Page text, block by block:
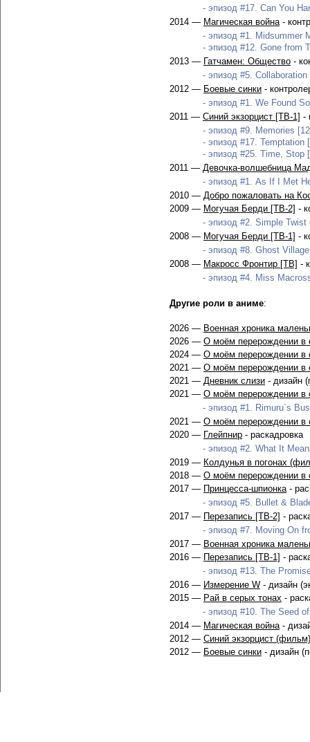
- эпизод #17. Can You
2014 — Магическая война-
- эпизод #1. Midsummer
- эпизод #12. Gone from
2013 — Гатчамен: Общество -
- эпизод #5.
2012 — Боевые синки -
- эпизод #1. We Found
2011 — Синий экзорцист [ТВ-1] -
- эпизод #9. Memories
- эпизод #17. Temptation
- эпизод #25. Time, Stop
2011 — Девочка-волшебница
- эпизод #1. As If I Met
2010 — Добро пожаловать на
2009 — Могучая Берди [ТВ-2] -
- эпизод #2. Simple
2008 — Могучая Берди [ТВ-1] -
- эпизод #8. Ghost
2008 — Макросс Фронтир [ТВ] -
- эпизод #4. Miss
Другие роли в аниме:
2026 — Военная хроника
2026 — О моём перерождении в
2024 — О моём перерождении в
2021 — О моём перерождении в
2021 — Дневник слизи - дизайн
2021 — О моём перерождении в
- эпизод #1. Rimuru`s
2021 — О моём перерождении в
2020 — Глейпнир - раскадровка
- эпизод #2. What It
2019 — Колдунья в погонах
2018 — О моём перерождении в
2017 — Принцесса-шпионка-
- эпизод #5. Bullet &
2017 — Перезапись [ТВ-2] -
- эпизод #7. Moving On
2017 — Военная хроника
2016 — Перезапись [ТВ-1] -
- эпизод #13. The
2016 — Измерение W - дизайн
2015 — Рай в серых тонах -
- эпизод #10. The Seed
2014 — Магическая война-
2012 — Синий экзорцист (фильм)
2012 — Боевые синки - дизайн